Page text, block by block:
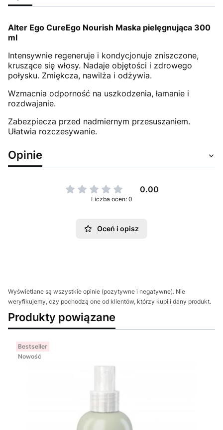
Alter Ego CureEgo Nourish Maska pielęgnująca 300
ml
Intensywnie regeneruje i kondycjonuje zniszczone,
kruszące się włosy. Nadaje objętości i zdrowego
połysku. Zmiękcza, nawilża i odżywia.
Wzmacnia odporność na uszkodzenia, łamanie i
rozdwajanie.
Zabezpiecza przed nadmiernym przesuszaniem.
Ułatwia rozczesywanie.
Opinie
0.00
Liczba ocen: 0
Oceń i opisz
Wyświetlane są wszystkie opinie (pozytywne i negatywne). Nie
weryfikujemy, czy pochodzą one od klientów, którzy kupili dany produkt.
Produkty powiązane
Bestseller
Nowość